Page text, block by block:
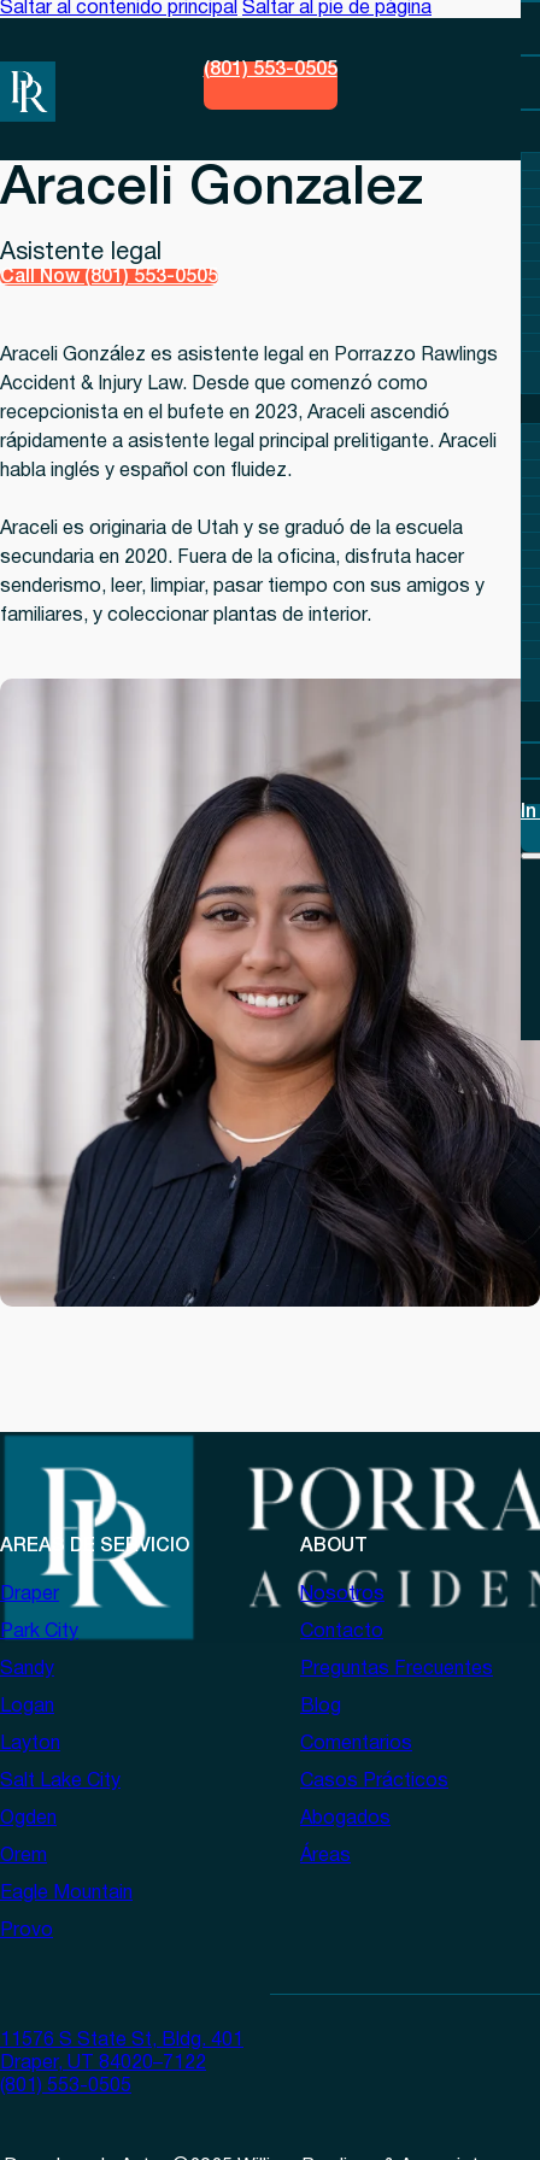
Saltar al contenido principal Saltar al pie de página
(801) 553-0505
In
Araceli Gonzalez
Asistente legal
Call Now (801) 553-0505
Araceli González es asistente legal en Porrazzo Rawlings
Accident & Injury Law. Desde que comenzó como
recepcionista en el bufete en 2023, Araceli ascendió
rápidamente a asistente legal principal prelitigante. Araceli
habla inglés y español con fluidez.
Araceli es originaria de Utah y se graduó de la escuela
secundaria en 2020. Fuera de la oficina, disfruta hacer
senderismo, leer, limpiar, pasar tiempo con sus amigos y
familiares, y coleccionar plantas de interior.
AREAS DE SERVICIO
Draper
Park City
Sandy
Logan
Layton
Salt Lake City
Ogden
Orem
Eagle Mountain
Provo
11576 S State St, Bldg. 401
Draper, UT 84020–7122
(801) 553-0505
ABOUT
Nosotros
Contacto
Preguntas Frecuentes
Blog
Comentarios
Casos Prácticos
Abogados
Áreas